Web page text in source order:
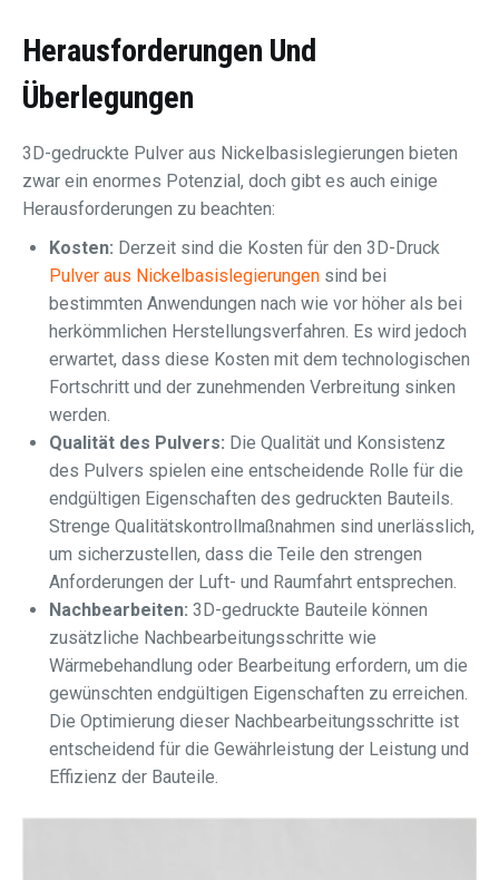
Herausforderungen Und
Überlegungen
3D-gedruckte Pulver aus Nickelbasislegierungen bieten
zwar ein enormes Potenzial, doch gibt es auch einige
Herausforderungen zu beachten:
Kosten: Derzeit sind die Kosten für den 3D-Druck
Pulver aus Nickelbasislegierungen sind bei
bestimmten Anwendungen nach wie vor höher als bei
herkömmlichen Herstellungsverfahren. Es wird jedoch
erwartet, dass diese Kosten mit dem technologischen
Fortschritt und der zunehmenden Verbreitung sinken
werden.
Qualität des Pulvers: Die Qualität und Konsistenz
des Pulvers spielen eine entscheidende Rolle für die
endgültigen Eigenschaften des gedruckten Bauteils.
Strenge Qualitätskontrollmaßnahmen sind unerlässlich,
um sicherzustellen, dass die Teile den strengen
Anforderungen der Luft- und Raumfahrt entsprechen.
Nachbearbeiten: 3D-gedruckte Bauteile können
zusätzliche Nachbearbeitungsschritte wie
Wärmebehandlung oder Bearbeitung erfordern, um die
gewünschten endgültigen Eigenschaften zu erreichen.
Die Optimierung dieser Nachbearbeitungsschritte ist
entscheidend für die Gewährleistung der Leistung und
Effizienz der Bauteile.